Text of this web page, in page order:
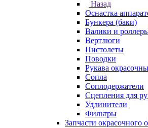
Назад
Оснастка
Бункера (баки)
Валики и
Вертлюги
Пистолеты
Поводки
Рукава
Сопла
Соплодержатели
Сцепления для
Удлинители
Фильтры
Запчасти окрасочного